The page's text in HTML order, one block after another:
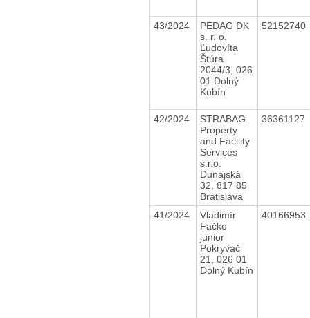
43/2024
PEDAG DK
s. r. o.
Ľudovíta
Štúra
2044/3, 026
01 Dolný
Kubín
52152740
42/2024
STRABAG
Property
and Facility
Services
s.r.o.
Dunajská
32, 817 85
Bratislava
36361127
41/2024
Vladimír
Fačko
junior
Pokryváč
21, 026 01
Dolný Kubín
40166953